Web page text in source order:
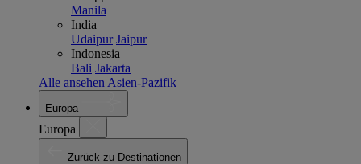
Manila
India
Udaipur Jaipur
Indonesia
Bali Jakarta
Alle ansehen Asien-Pazifik
Europa
Europa
Zurück zu Destinationen